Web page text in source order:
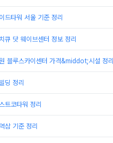
드타워 서울 기준 정리
큐 닷 웨이브센터 정보 정리
블루스카이센터 가격&middot;시설 정리
딩 정리
트코타워 정리
삼 기준 정리